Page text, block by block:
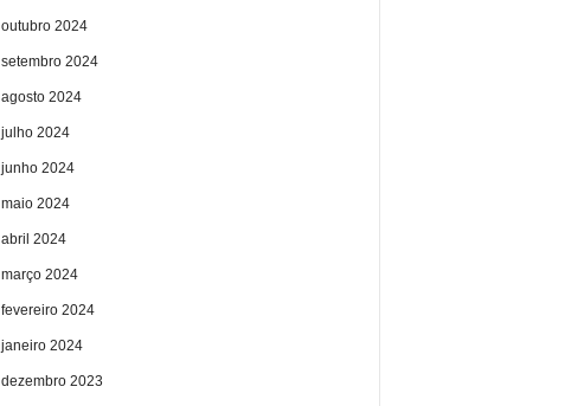
outubro 2024
setembro 2024
agosto 2024
julho 2024
junho 2024
maio 2024
abril 2024
março 2024
fevereiro 2024
janeiro 2024
dezembro 2023